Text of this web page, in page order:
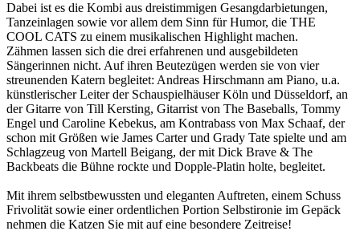
Dabei ist es die Kombi aus dreistimmigen Gesangdarbietungen,
Tanzeinlagen sowie vor allem dem Sinn für Humor, die THE
COOL CATS zu einem musikalischen Highlight machen.
Zähmen lassen sich die drei erfahrenen und ausgebildeten
Sängerinnen nicht. Auf ihren Beutezügen werden sie von vier
streunenden Katern begleitet: Andreas Hirschmann am Piano, u.a.
künstlerischer Leiter der Schauspielhäuser Köln und Düsseldorf, an
der Gitarre von Till Kersting, Gitarrist von The Baseballs, Tommy
Engel und Caroline Kebekus, am Kontrabass von Max Schaaf, der
schon mit Größen wie James Carter und Grady Tate spielte und am
Schlagzeug von Martell Beigang, der mit Dick Brave & The
Backbeats die Bühne rockte und Dopple-Platin holte, begleitet.
Mit ihrem selbstbewussten und eleganten Auftreten, einem Schuss
Frivolität sowie einer ordentlichen Portion Selbstironie im Gepäck
nehmen die Katzen Sie mit auf eine besondere Zeitreise!